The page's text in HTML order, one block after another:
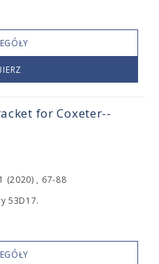
for Coxeter--
(2020) , 67-88
53D17.